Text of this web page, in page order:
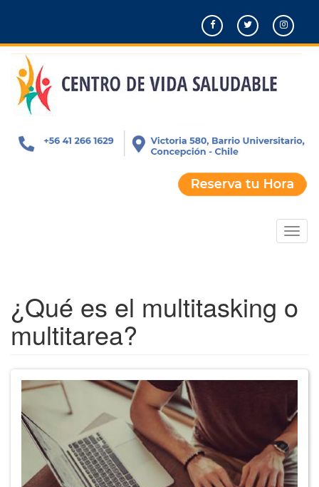
principal
¿Qué es el multitasking o
multitarea?